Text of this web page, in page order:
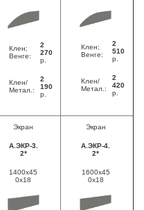
Клен;
Венге:
2
270
р.
Клен/
Метал.:
2
190
р.
Клен;
Венге:
2
510
р.
Клен/
Метал.:
2
420
р.
Экран
А.ЭКР-3.
2*
1400x45
0x18
Экран
А.ЭКР-4.
2*
1600x45
0x18